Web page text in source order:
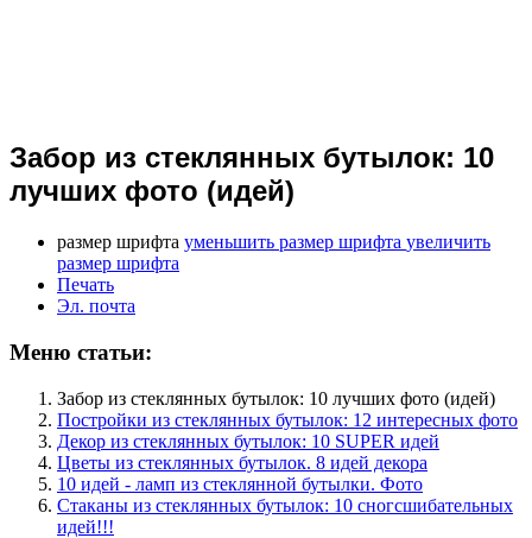
Забор из стеклянных бутылок: 10
лучших фото (идей)
размер шрифта уменьшить размер шрифта увеличить
размер шрифта
Печать
Эл. почта
Меню статьи:
Забор из стеклянных бутылок: 10 лучших фото (идей)
Постройки из стеклянных бутылок: 12 интересных фото
Декор из стеклянных бутылок: 10 SUPER идей
Цветы из стеклянных бутылок. 8 идей декора
10 идей - ламп из стеклянной бутылки. Фото
Стаканы из стеклянных бутылок: 10 сногсшибательных
идей!!!